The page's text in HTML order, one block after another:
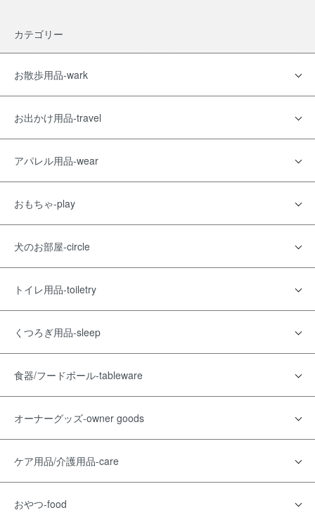
カテゴリー
お散歩用品-wark
お出かけ用品-travel
アパレル用品-wear
おもちゃ-play
犬のお部屋-circle
トイレ用品-toiletry
くつろぎ用品-sleep
食器/フードボール-tableware
オーナーグッズ-owner goods
ケア用品/介護用品-care
おやつ-food